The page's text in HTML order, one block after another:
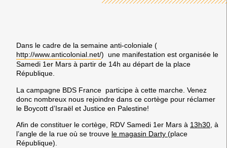
Dans le cadre de la semaine anti-coloniale (
http://www.anticolonial.net/) une manifestation est organisée le
Samedi 1er Mars à partir de 14h au départ de la place
République
La campagne BDS France participe à cette marche. Venez
donc nombreux nous rejoindre dans ce cortège pour réclamer
le Boycott d’Israël et Justice en Palestine!
Afin de constituer le cortège, RDV Samedi 1er Mars à 13h30 , à
l’angle de la rue où se trouve le magasin Darty (place
République).